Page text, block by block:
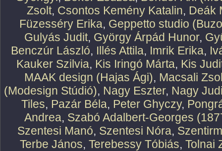
Zsolt, Csontos Kemény Katalin, Deák
Füzesséry Erika, Geppetto studio
Gulyás Judit, György Árpád Hunor,
Benczúr László, Illés Attila, Imrik Erika,
Kauker Szilvia, Kis Iringó Márta, Kis
MAAK design (Hajas Ági), Macsali
(Modesign Stúdió), Nagy Eszter, Nagy
Tiles, Pazár Béla, Peter Ghyczy,
Andrea, Szabó Adalbert-Georges
Szentesi Manó, Szentesi Nóra,
Terbe János, Terebessy Tóbiás, Tolnai